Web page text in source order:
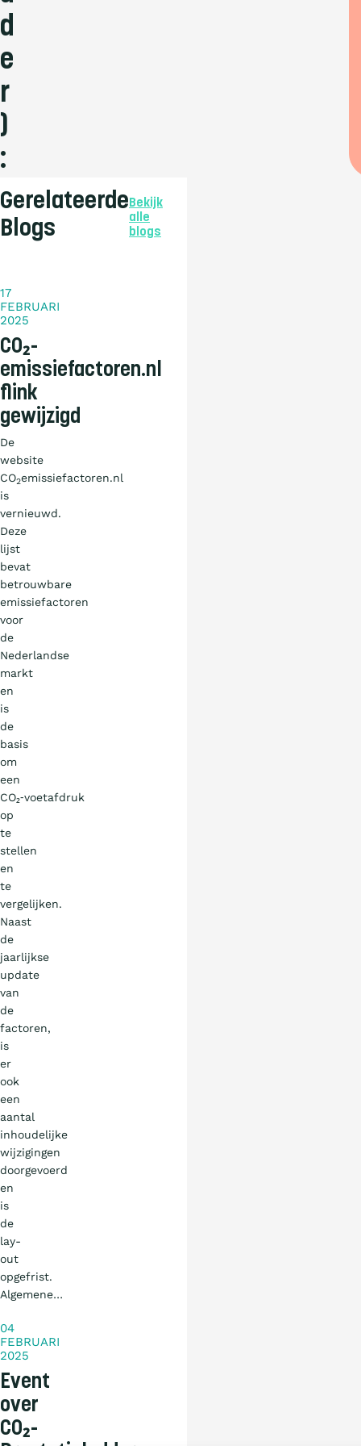
d
e
r
)
:
Gerelateerde
Blogs
Bekijk
alle
blogs
17
FEBRUARI
2025
CO₂-
emissiefactoren.nl
flink
gewijzigd
De
website
CO2emissiefactoren.nl
is
vernieuwd.
Deze
lijst
bevat
betrouwbare
emissiefactoren
voor
de
Nederlandse
markt
en
is
de
basis
om
een
CO₂‑voetafdruk
op
te
stellen
en
te
vergelijken.
Naast
de
jaarlijkse
update
van
de
factoren,
is
er
ook
een
aantal
inhoudelijke
wijzigingen
doorgevoerd
en
is
de
lay-
out
opgefrist.
Algemene…
04
FEBRUARI
2025
Event
over
CO₂-